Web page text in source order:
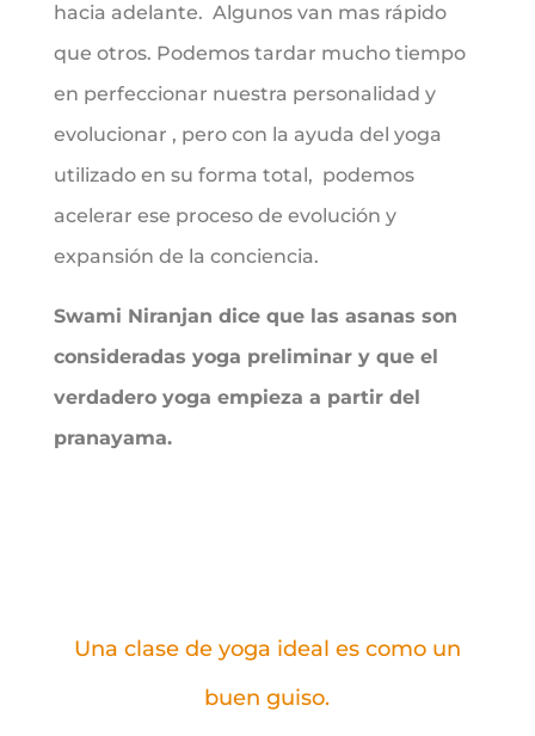
hacia adelante. Algunos van mas rápido
que otros. Podemos tardar mucho tiempo
en perfeccionar nuestra personalidad y
evolucionar , pero con la ayuda del yoga
utilizado en su forma total, podemos
acelerar ese proceso de evolución y
expansión de la conciencia.
Swami Niranjan dice que las asanas son
consideradas yoga preliminar y que el
verdadero yoga empieza a partir del
pranayama.
Una clase de yoga ideal es como un
buen guiso.